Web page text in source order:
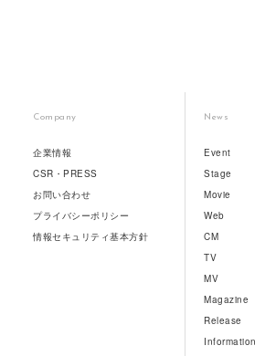
Company
企業情報
CSR・PRESS
お問い合わせ
プライバシーポリシー
情報セキュリティ基本方針
News
Event
Stage
Movie
Web
CM
TV
MV
Magazine
Release
Information